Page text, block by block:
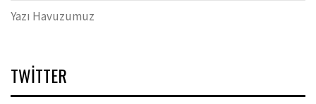
Yazı Havuzumuz
TWITTER